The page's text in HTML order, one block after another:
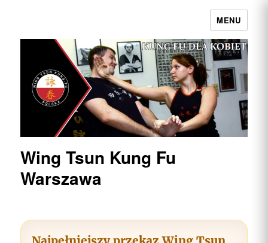
Wing Tsun Kung Fu Warszawa |
Najpełniejszy przekaz w Polsce
MENU
Wing Tsun Kung Fu
Warszawa